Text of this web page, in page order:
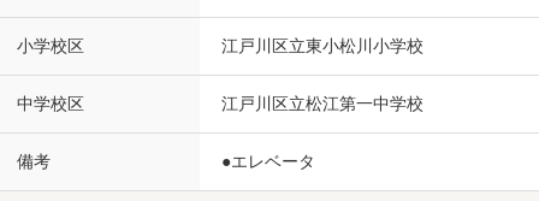
小学校区 江戸川区立東小松川小学校
中学校区 江戸川区立松江第一中学校
備考 ●エレベータ